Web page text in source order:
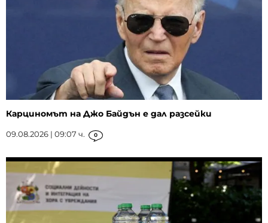
Карциномът на Джо Байдън е дал разсейки
09.08.2026 | 09:07 ч. 0